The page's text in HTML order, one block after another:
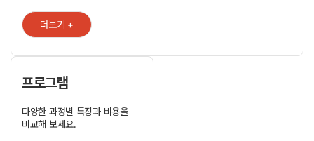
비즈니스, 엔지니어링, 디자인, 호텔경영, 통신 및 컴퓨터 등의 직업 교육
프로그램을 125여개 진행시키고 있는 만큼 이와 관련된 영어수업을 들을
수 있는 것도 장점입니다. EAP, SLP , TEFL, 여름영어연수 과정 등이
개설되어 있으며 필요에 따라 특정그룹을 위한 새로운 단기프로그램도
정규과정에 등록된 학생들과 친할 수 있는 계기를 만들어 타국에서의
생활을 좀 더 쉽게 적응하게 하도록 하는 프로그램도 눈 여겨 볼만합니다.
어학연수후 가장 높은 레벨이 되고 학교 자체 테스트를 합격하면 토플
점수없이 정규 과정에 입학이 가능합니다. 메인 캠퍼스 위치와 다른
캠퍼스 위치를 알려면 여기를 참고하세요.
더보기 +
프로그램
다양한 과정별 특징과 비용을
비교해 보세요.